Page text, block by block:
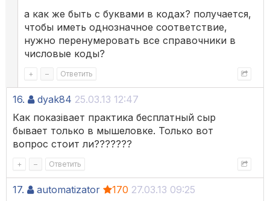
а как же быть с буквами в кодах? получается,
чтобы иметь однозначное соответствие,
нужно перенумеровать все справочники в
числовые коды?
+ – Ответить
16. dyak84 25.03.13 12:47
Как показівает практика бесплатный сыр
бывает только в мышеловке. Только вот
вопрос стоит ли???????
+ – Ответить
17. automatizator 170 27.03.13 09:25